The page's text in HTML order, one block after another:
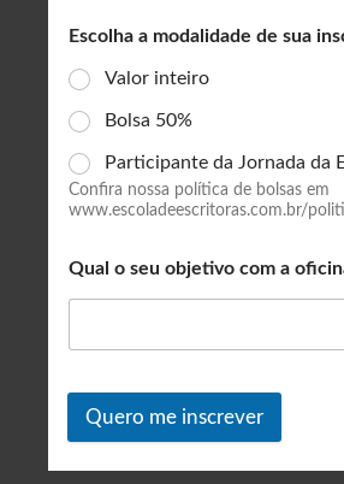
Escolha a modalidade de sua
Valor inteiro
Bolsa 50%
Participante da Jornada da
Confira nossa política de bolsas em
www.escoladeescritoras.com.br/
Qual o seu objetivo com a
Quero me inscrever